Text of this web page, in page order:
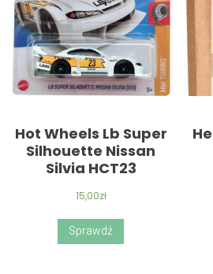
Hot Wheels Lb Super
Silhouette Nissan
Silvia HCT23
15,00zł
Sprawdź